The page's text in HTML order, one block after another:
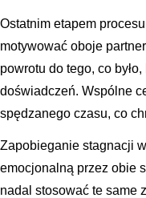
Ostatnim etapem
motywować oboje
powrotu do tego, co
doświadczeń. Wspólne
spędzanego czasu, co
Zapobieganie stagnacji
emocjonalną przez obie
nadal stosować te same